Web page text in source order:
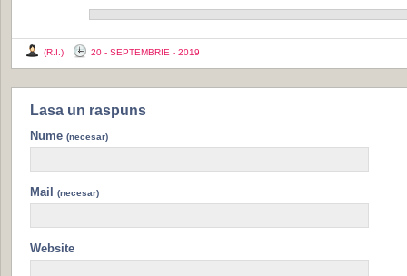
(R.I.) 20 - SEPTEMBRIE - 2019
Lasa un raspuns
Nume (necesar)
Mail (necesar)
Website